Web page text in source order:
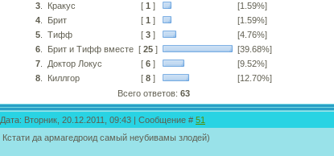
3
Кракус [ 1 ]
[1.59%]
4
Брит [ 1 ]
[1.59%]
5
Тифф [ 3 ]
[4.76%]
6
Брит и Тифф вместе [ 25 ]
[39.68%]
7
Доктор Локус [ 6 ]
[9.52%]
8
Киллгор [ 8 ]
[12.70%]
Всего ответов: 63
Дата: Вторник, 20.12.2011, 09:43 | Сообщение # 51
Кстати да армагедроид самый неубивамы злодей)